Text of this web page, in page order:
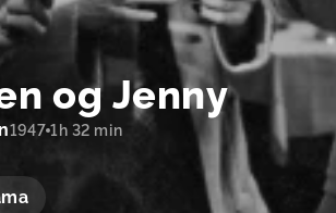
og Jenny
1947 1h 32 min